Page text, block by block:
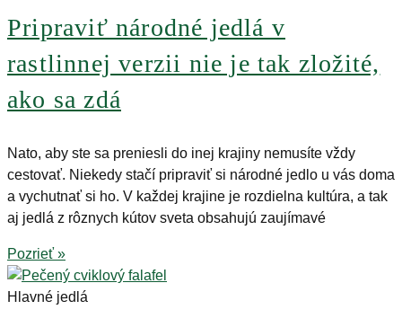
Pripraviť národné jedlá v
rastlinnej verzii nie je tak zložité,
ako sa zdá
Nato, aby ste sa preniesli do inej krajiny nemusíte vždy
cestovať. Niekedy stačí pripraviť si národné jedlo u vás doma
a vychutnať si ho. V každej krajine je rozdielna kultúra, a tak
aj jedlá z rôznych kútov sveta obsahujú zaujímavé
Pozrieť »
Hlavné jedlá